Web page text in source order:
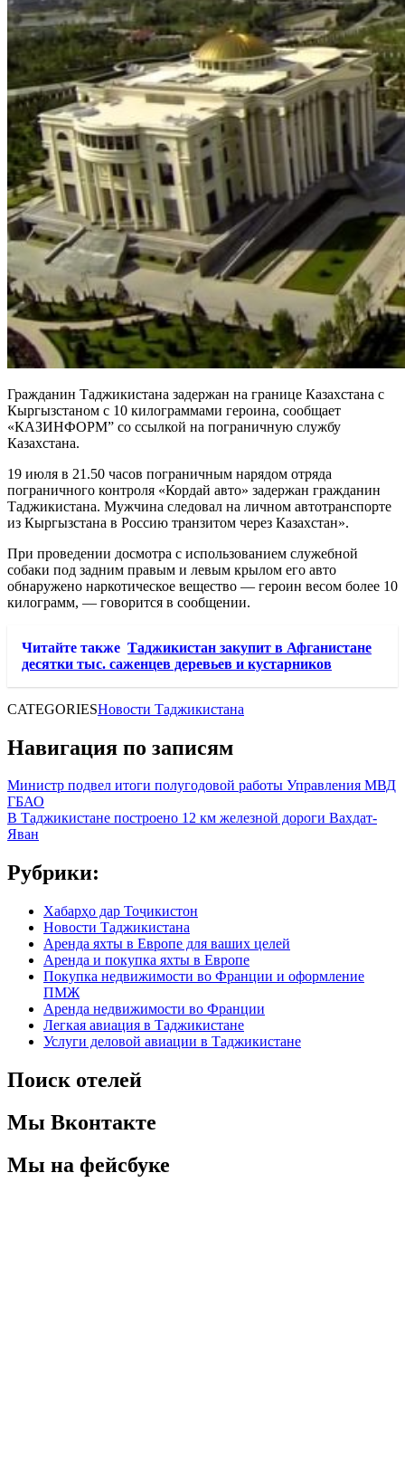
Гражданин Таджикистана задержан на границе Казахстана с
Кыргызстаном с 10 килограммами героина, сообщает
«КАЗИНФОРМ” со ссылкой на пограничную службу
Казахстана.
19 июля в 21.50 часов пограничным нарядом отряда
пограничного контроля «Кордай авто» задержан гражданин
Таджикистана. Мужчина следовал на личном автотранспорте
из Кыргызстана в Россию транзитом через Казахстан».
При проведении досмотра с использованием служебной
собаки под задним правым и левым крылом его авто
обнаружено наркотическое вещество — героин весом более 10
килограмм, — говорится в сообщении.
Читайте также Таджикистан закупит в Афганистане
десятки тыс. саженцев деревьев и кустарников
CATEGORIESНовости Таджикистана
Навигация по записям
Министр подвел итоги полугодовой работы Управления МВД
ГБАО
В Таджикистане построено 12 км железной дороги Вахдат-
Яван
Рубрики:
Хабарҳо дар Тоҷикистон
Новости Таджикистана
Аренда яхты в Европе для ваших целей
Аренда и покупка яхты в Европе
Покупка недвижимости во Франции и оформление
ПМЖ
Аренда недвижимости во Франции
Легкая авиация в Таджикистане
Услуги деловой авиации в Таджикистане
Поиск отелей
Мы Вконтакте
Мы на фейсбуке